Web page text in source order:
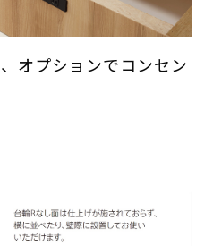
オプションでコンセン